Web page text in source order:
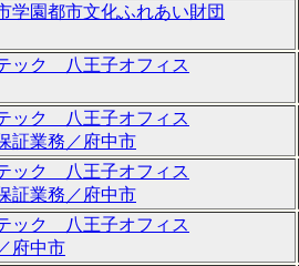
園都市文化ふれあい財団
ック 八王子オフィス
ック 八王子オフィス
証業務／府中市
ック 八王子オフィス
証業務／府中市
ック 八王子オフィス
府中市